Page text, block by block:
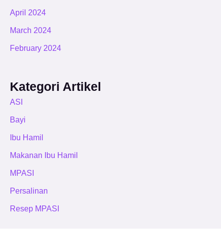
April 2024
March 2024
February 2024
Kategori Artikel
ASI
Bayi
Ibu Hamil
Makanan Ibu Hamil
MPASI
Persalinan
Resep MPASI